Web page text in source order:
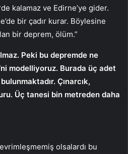
kalamaz ve Edirne’ye gider.
bir çadır kurar. Böylesine
bir deprem, ölüm.”
Peki bu depremde ne
modelliyoruz. Burada üç adet
Çınarcık,
Üç tanesi bin metreden daha
olsalardı bu